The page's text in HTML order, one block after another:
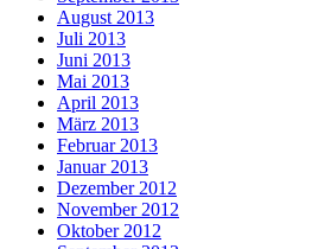
August 2013
Juli 2013
Juni 2013
Mai 2013
April 2013
März 2013
Februar 2013
Januar 2013
Dezember 2012
November 2012
Oktober 2012